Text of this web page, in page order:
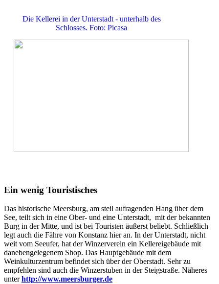
Die Kellerei in der Unterstadt - unterhalb des
Schlosses. Foto: Picasa
Ein wenig Touristisches
Das historische Meersburg, am steil aufragenden Hang über dem
See, teilt sich in eine Ober- und eine Unterstadt, mit der bekannten
Burg in der Mitte, und ist bei Touristen äußerst beliebt. Schließlich
legt auch die Fähre von Konstanz hier an. In der Unterstadt, nicht
weit vom Seeufer, hat der Winzerverein ein Kellereigebäude mit
danebengelegenem Shop. Das Hauptgebäude mit dem
Weinkulturzentrum befindet sich über der Oberstadt. Sehr zu
empfehlen sind auch die Winzerstuben in der Steigstraße. Näheres
unterhttp://www.meersburger.de